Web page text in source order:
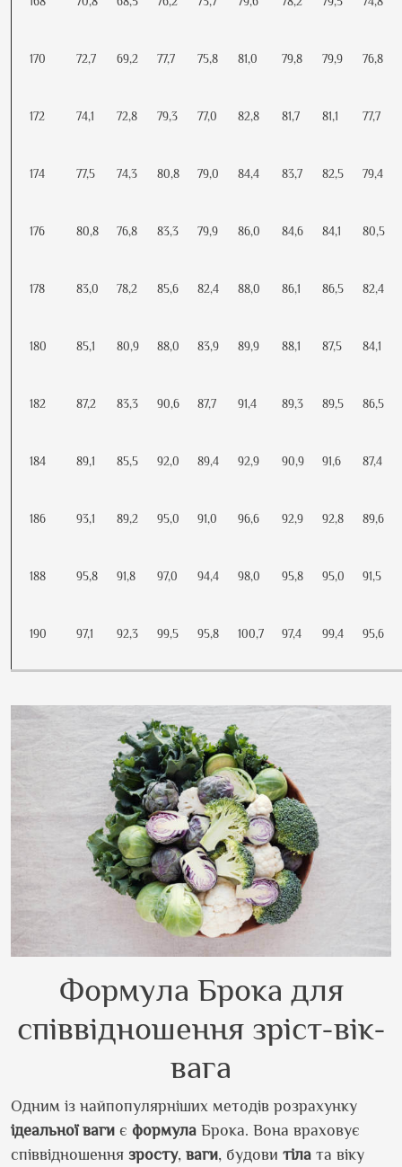
170 72,7 69,2 77,7 75,8 81,0 79,8 79,9 76,8
172 74,1 72,8 79,3 77,0 82,8 81,7 81,1 77,7
174 77,5 74,3 80,8 79,0 84,4 83,7 82,5 79,4
176 80,8 76,8 83,3 79,9 86,0 84,6 84,1 80,5
178 83,0 78,2 85,6 82,4 88,0 86,1 86,5 82,4
180 85,1 80,9 88,0 83,9 89,9 88,1 87,5 84,1
182 87,2 83,3 90,6 87,7 91,4 89,3 89,5 86,5
184 89,1 85,5 92,0 89,4 92,9 90,9 91,6 87,4
186 93,1 89,2 95,0 91,0 96,6 92,9 92,8 89,6
188 95,8 91,8 97,0 94,4 98,0 95,8 95,0 91,5
190 97,1 92,3 99,5 95,8 100,7 97,4 99,4 95,6
Формула Брока для
співвідношення зріст-вік-
вага
Одним із найпопулярніших методів розрахунку
ідеальної ваги є формула Брока. Вона враховує
співвідношення зросту, ваги, будови тіла та віку